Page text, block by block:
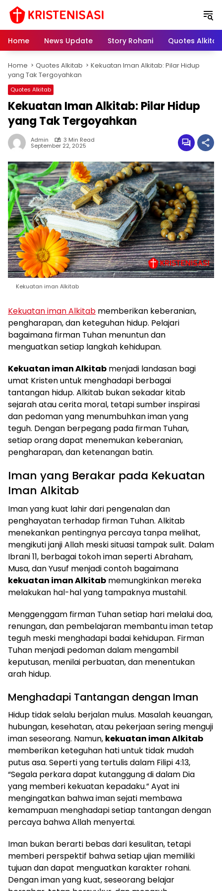
Home News Update Story Rohani Quotes Alkitab
Home Quotes Alkitab
Kekuatan Iman Alkitab: Pilar Hidup
yang Tak Tergoyahkan
Quotes Alkitab
Kekuatan Iman Alkitab: Pilar Hidup
yang Tak Tergoyahkan
Admin 3 Min Read
September 22, 2025
Kekuatan iman Alkitab
Kekuatan iman Alkitab memberikan keberanian,
pengharapan, dan keteguhan hidup. Pelajari
bagaimana firman Tuhan menuntun dan
menguatkan setiap langkah kehidupan.
Kekuatan iman Alkitab menjadi landasan bagi
umat Kristen untuk menghadapi berbagai
tantangan hidup. Alkitab bukan sekadar kitab
sejarah atau cerita moral, tetapi sumber inspirasi
dan pedoman yang menumbuhkan iman yang
teguh. Dengan berpegang pada firman Tuhan,
setiap orang dapat menemukan keberanian,
pengharapan, dan ketenangan batin.
Iman yang Berakar pada Kekuatan
Iman Alkitab
Iman yang kuat lahir dari pengenalan dan
penghayatan terhadap firman Tuhan. Alkitab
menekankan pentingnya percaya tanpa melihat,
mengikuti janji Allah meski situasi tampak sulit. Dalam
Ibrani 11, berbagai tokoh iman seperti Abraham,
Musa, dan Yusuf menjadi contoh bagaimana
kekuatan iman Alkitab memungkinkan mereka
melakukan hal-hal yang tampaknya mustahil.
Menggenggam firman Tuhan setiap hari melalui doa,
renungan, dan pembelajaran membantu iman tetap
teguh meski menghadapi badai kehidupan. Firman
Tuhan menjadi pedoman dalam mengambil
keputusan, menilai perbuatan, dan menentukan
arah hidup.
Menghadapi Tantangan dengan Iman
Hidup tidak selalu berjalan mulus. Masalah keuangan,
hubungan, kesehatan, atau pekerjaan sering menguji
iman seseorang. Namun, kekuatan iman Alkitab
memberikan keteguhan hati untuk tidak mudah
putus asa. Seperti yang tertulis dalam Filipi 4:13,
“Segala perkara dapat kutanggung di dalam Dia
yang memberi kekuatan kepadaku.” Ayat ini
mengingatkan bahwa iman sejati membawa
kemampuan menghadapi setiap tantangan dengan
percaya bahwa Allah menyertai.
Iman bukan berarti bebas dari kesulitan, tetapi
memberi perspektif bahwa setiap ujian memiliki
tujuan dan dapat menguatkan karakter rohani.
Dengan iman yang kuat, seseorang belajar